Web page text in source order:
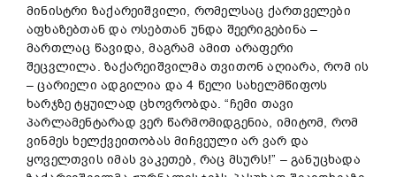
მინისტრი ზაქარეიშვილი, რომელსაც ქართველები
აფხაზებთან და ოსებთან უნდა შეერიგებინა –
მართლაც წავიდა, მაგრამ ამით არაფერი
შეცვლილა. ზაქარეიშვილმა თვითონ აღიარა, რომ ის
– ცარიელი ადგილია და 4 წელი სახელმწიფოს
ხარჯზე ტყუილად ცხოვრობდა. “ჩემი თავი
პარლამენტარად ვერ წარმომიდგენია, იმიტომ, რომ
ვინმეს ხელქვეითობას მიჩვეული არ ვარ და
ყოველთვის იმას ვაკეთებ, რაც მსურს!” – განუცხადა